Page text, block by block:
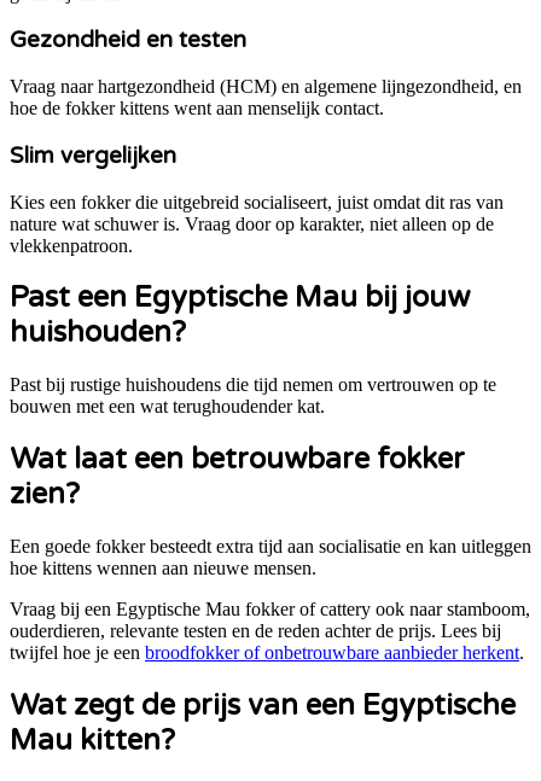
Gezondheid en testen
Vraag naar hartgezondheid (HCM) en algemene lijngezondheid, en
hoe de fokker kittens went aan menselijk contact.
Slim vergelijken
Kies een fokker die uitgebreid socialiseert, juist omdat dit ras van
nature wat schuwer is. Vraag door op karakter, niet alleen op de
vlekkenpatroon.
Past een Egyptische Mau bij jouw
huishouden?
Past bij rustige huishoudens die tijd nemen om vertrouwen op te
bouwen met een wat terughoudender kat.
Wat laat een betrouwbare fokker
zien?
Een goede fokker besteedt extra tijd aan socialisatie en kan uitleggen
hoe kittens wennen aan nieuwe mensen.
Vraag bij een Egyptische Mau fokker of cattery ook naar stamboom,
ouderdieren, relevante testen en de reden achter de prijs. Lees bij
twijfel hoe je een broodfokker of onbetrouwbare aanbieder herkent.
Wat zegt de prijs van een Egyptische
Mau kitten?